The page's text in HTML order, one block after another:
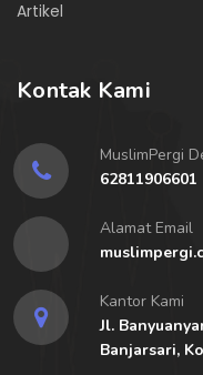
Artikel
Kontak Kami
MuslimPergi
62811906601
Alamat Email
Kantor Kami
Jl.
Banjarsari,